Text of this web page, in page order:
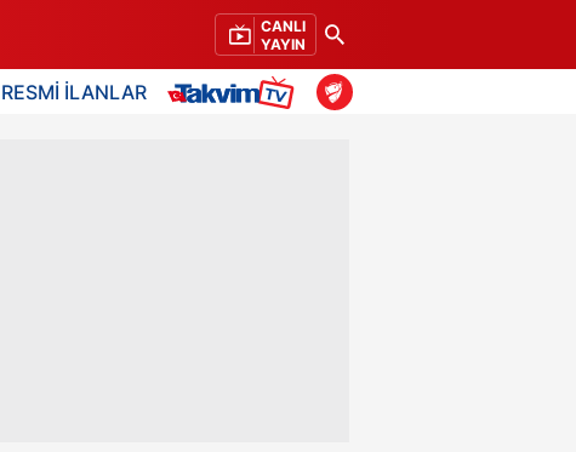
CANLI
YAYIN
RESMİ İLANLAR